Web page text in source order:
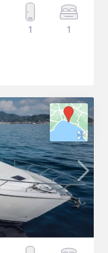
1 1